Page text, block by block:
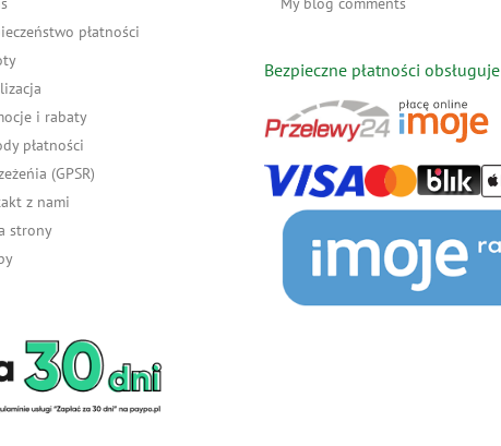
płatności
i rabaty
płatności
(GPSR)
z nami
strony
Bezpieczne płatności obsługuje